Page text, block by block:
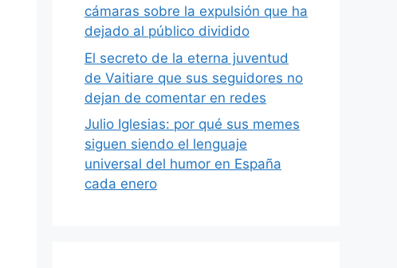
cámaras sobre la expulsión que ha
dejado al público dividido
El secreto de la eterna juventud
de Vaitiare que sus seguidores no
dejan de comentar en redes
Julio Iglesias: por qué sus memes
siguen siendo el lenguaje
universal del humor en España
cada enero